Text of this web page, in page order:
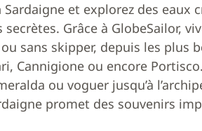
Sardaigne et explorez des eaux
secrètes. Grâce à GlobeSailor,
sans skipper, depuis les plus
Cannigione ou encore
ou voguer jusqu’à
promet des souvenirs